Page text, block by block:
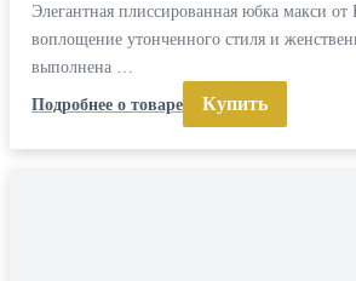
Элегантная плиссированная юбка макси
воплощение утонченного стиля и
выполнена …
Подробнее о товаре
Купить